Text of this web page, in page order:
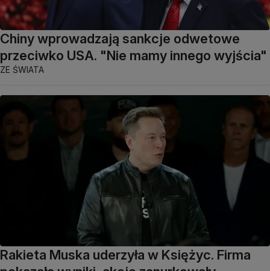
Chiny wprowadzają sankcje odwetowe
przeciwko USA. "Nie mamy innego wyjścia"
ZE ŚWIATA
Rakieta Muska uderzyła w Księżyc. Firma